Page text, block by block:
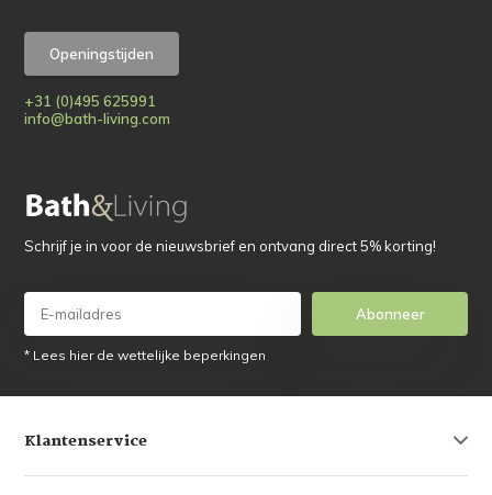
Openingstijden
+31 (0)495 625991
info@bath-living.com
Schrijf je in voor de nieuwsbrief en ontvang direct 5% korting!
Abonneer
* Lees hier de wettelijke beperkingen
Klantenservice